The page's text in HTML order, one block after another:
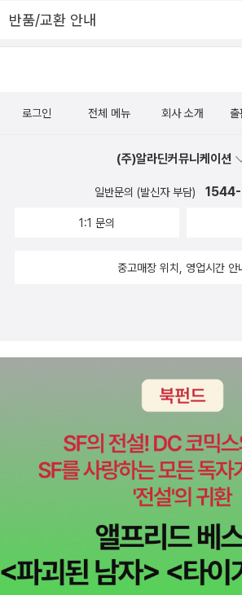
그분은 감히 부르지 않으려고 조심 중이지만,
헴! ★★★☆ 45. 백자의 사람, 조선의 흙이
게 당연했다. 매우 매력적인 소재였지만, 그
고... 내가 예매할 때 평점이 전혀 없었기 때
선물은 고마운데, 내게 흥미를 주진 못해서 바
으로 한 영화를 안 만들어지나 모르겠다. 이
에 왕의 남자와 괴물은 천만 관객 동원해도 별
랑 태극기 휘날리며와 해운대는 천만까지 볼
잖은 신파나 애국심을 강조하는 영화 별로다.
락 영화다. 제법 로맨스가 가미된. 인구 오천
은 영화를 본다는 건 그닥 매력적이지 않지만,
었다는 건 인정! 초반 박물관 터는 장면 10분
더 보고 싶은 영화이기도 하다. 물론 제값 다
인 받는다면 기꺼이 콜! 전지현이 섹시하게 나
혜수만 보였다. 이 여자 왜 이리 갈수록 아름
욕의 어두운 단면이다. 그리고 이 도시를 잘
보인다. 특히 9.11 이후의 미국의 어두운 면
있다. 처음에는 비극적인 잔혹함이 다음에는
가가 전달하려는 메시지 일 것이다. 매번 반
시키기 어렵다면 방법은 그가 놓인 과제의 어
번 영화의 또 다른 주인공은 오히려 악인의 역
화의 주인공 조커는 동네의 조무라기 깽단과
련해서 사람을 움직이는 기술이 가장 뛰어난
자신이 원하는 바를 이룰 수 있는지 잘 알고
에 거의 다다를 때 까지 아니 게임이 끝나는
에서 벗어나기 어렵게 된다. 이런 악인이 가장
가? 산더미처럼 쌓인 돈을 바라는 것이 아니
는 교묘히 각종 사람들의 심리를 활용한다. 빚
떻게 넘어가서 자기편이 되는지를 알고 이를
부패시킨다. 그런데 이 정도는 매우 작은 약과
해서 사람들에게 공포심을 심어준다. 그의 경
람들의 공포는 업그레이드 되고 그 결과 점점
반품/교환 안내
로그인 전체 메뉴 회사 소개
(주)알라딘커뮤니케이션
일반문의 (발신자 부담)
1:1 문의
중고매장 위치, 영업시간 안